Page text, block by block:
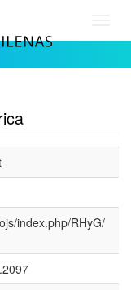
index.php/RHyG/